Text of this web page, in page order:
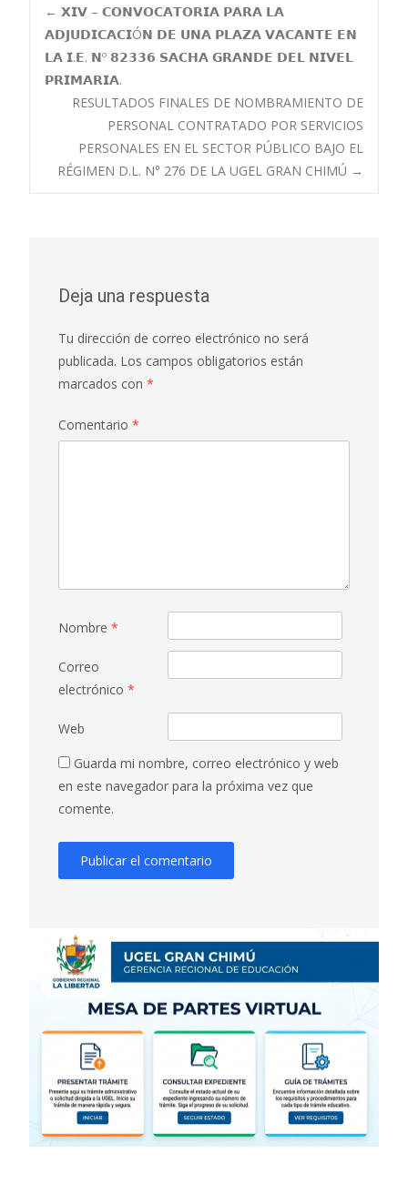
Navegación
de
entradas
← 𝗫𝗜𝗩 – 𝗖𝗢𝗡𝗩𝗢𝗖𝗔𝗧𝗢𝗥𝗜𝗔 𝗣𝗔𝗥𝗔 𝗟𝗔
𝗔𝗗𝗝𝗨𝗗𝗜𝗖𝗔𝗖𝗜Ó𝗡 𝗗𝗘 𝗨𝗡𝗔 𝗣𝗟𝗔𝗭𝗔 𝗩𝗔𝗖𝗔𝗡𝗧𝗘 𝗘𝗡
𝗟𝗔 𝗜.𝗘. 𝗡º 𝟴𝟮𝟯𝟯𝟲 𝗦𝗔𝗖𝗛𝗔 𝗚𝗥𝗔𝗡𝗗𝗘 𝗗𝗘𝗟 𝗡𝗜𝗩𝗘𝗟
𝗣𝗥𝗜𝗠𝗔𝗥𝗜𝗔.
RESULTADOS FINALES DE NOMBRAMIENTO DE
PERSONAL CONTRATADO POR SERVICIOS
PERSONALES EN EL SECTOR PÚBLICO BAJO EL
RÉGIMEN D.L. N° 276 DE LA UGEL GRAN CHIMÚ →
Deja una respuesta
Tu dirección de correo electrónico no será
publicada. Los campos obligatorios están
marcados con *
Comentario *
Nombre *
Correo
electrónico *
Web
Guarda mi nombre, correo electrónico y web
en este navegador para la próxima vez que
comente.